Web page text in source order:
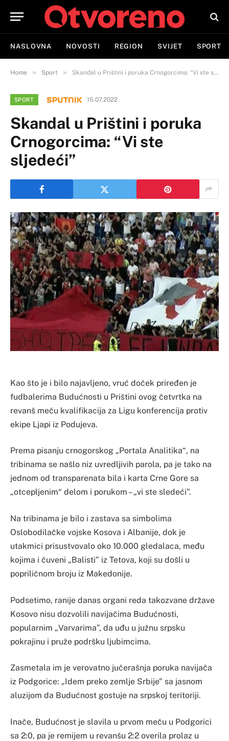
NASLOVNA NOVOSTI REGION SVIJET SPORT
Home » Sport » Skandal u Prištini i poruka Crnogorcima: “Vi ste sljedeći”
SPORT 15.07.2022
Skandal u Prištini i poruka
Crnogorcima: “Vi ste
sljedeći”
Kao što je i bilo najavljeno, vruć doček priređen je
fudbalerima Budućnosti u Prištini ovog četvrtka na
revanš meču kvalifikacija za Ligu konferencija protiv
ekipe Ljapi iz Podujeva.
Prema pisanju crnogorskog „Portala Analitika“, na
tribinama se našlo niz uvredljivih parola, pa je tako na
jednom od transparenata bila i karta Crne Gore sa
„otcepljenim“ delom i porukom – „vi ste sledeći”.
Na tribinama je bilo i zastava sa simbolima
Oslobodilačke vojske Kosova i Albanije, dok je
utakmici prisustvovalo oko 10.000 gledalaca, među
kojima i čuveni „Balisti” iz Tetova, koji su došli u
popriličnom broju iz Makedonije.
Podsetimo, ranije danas organi reda takozvane države
Kosovo nisu dozvolili navijačima Budućnosti,
popularnim „Varvarima”, da uđu u južnu srpsku
pokrajinu i pruže podršku ljubimcima.
Zasmetala im je verovatno jučerašnja poruka navijača
iz Podgorice: „Idem preko zemlje Srbije” sa jasnom
aluzijom da Budućnost gostuje na srpskoj teritoriji.
Inače, Budućnost je slavila u prvom meču u Podgorici
sa 2:0, pa je remijem u revanšu 2:2 overila prolaz u